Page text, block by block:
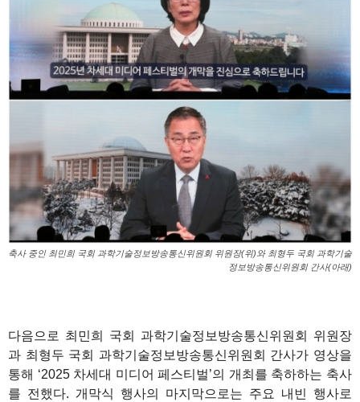
축사 중인 최민희 국회 과학기술정보방송통신위원회 위원장(위)와 최형두 국회 과학기술
정보방송통신위원회 간사(아래)
다음으로 최민희 국회 과학기술정보방송통신위원회 위원장
과 최형두 국회 과학기술정보방송통신위원회 간사가 영상을
통해 ‘2025 차세대 미디어 페스티벌’의 개최를 축하하는 축사
를 전했다. 개막식 행사의 마지막으로는 주요 내빈 행사로